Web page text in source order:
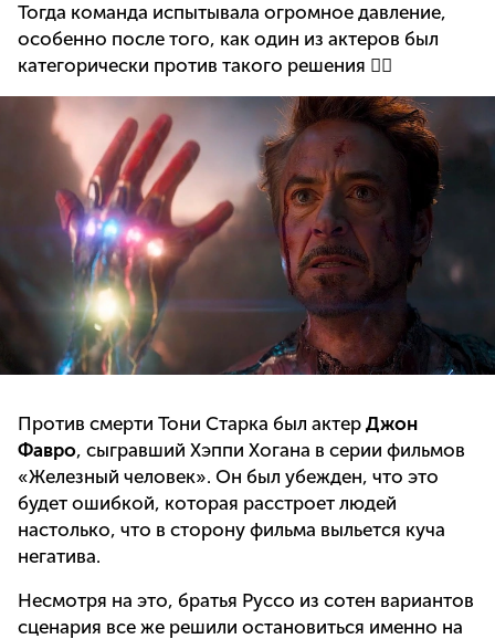
Тогда команда испытывала огромное давление,
особенно после того, как один из актеров был
категорически против такого решения 👇🏻
Против смерти Тони Старка был актер Джон
Фавро, сыгравший Хэппи Хогана в серии фильмов
«Железный человек». Он был убежден, что это
будет ошибкой, которая расстроет людей
настолько, что в сторону фильма выльется куча
негатива.
Несмотря на это, братья Руссо из сотен вариантов
сценария все же решили остановиться именно на